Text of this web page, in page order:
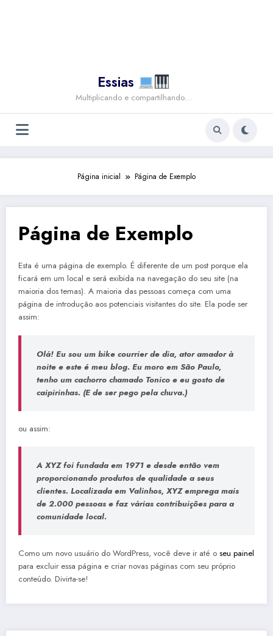
Essias
Multiplicando e compartilhando…
Página inicial Página de Exemplo
Página de Exemplo
Esta é uma página de exemplo. É diferente de um post porque ela
ficará em um local e será exibida na navegação do seu site (na
maioria dos temas). A maioria das pessoas começa com uma
página de introdução aos potenciais visitantes do site. Ela pode ser
assim:
Olá! Eu sou um bike courrier de dia, ator amador à
noite e este é meu blog. Eu moro em São Paulo,
tenho um cachorro chamado Tonico e eu gosto de
caipirinhas. (E de ser pego pela chuva.)
ou assim:
A XYZ foi fundada em 1971 e desde então vem
proporcionando produtos de qualidade a seus
clientes. Localizada em Valinhos, XYZ emprega mais
de 2.000 pessoas e faz várias contribuições para a
comunidade local.
Como um novo usuário do WordPress, você deve ir até o seu painel
para excluir essa página e criar novas páginas com seu próprio
conteúdo. Divirta-se!